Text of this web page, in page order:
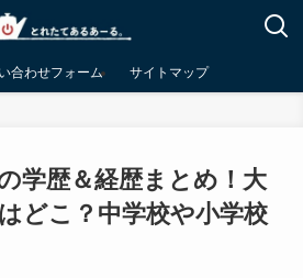
合わせフォーム サイトマップ
学歴＆経歴まとめ！大
どこ？中学校や小学校